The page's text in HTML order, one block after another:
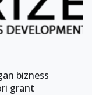
bizness
grant